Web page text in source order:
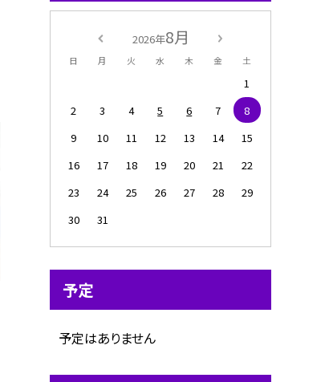
2026年8月
日 月 火 水 木 金 土
1
2
3 4 5 6 7
8
9
10 11 12 13 14
15
16
17 18 19 20 21
22
23
24 25 26 27 28
29
30
31
予定
予定はありません